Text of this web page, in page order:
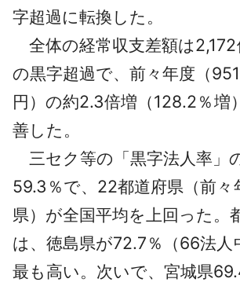
字超過に転換した。
全体の経常収支差額は2,172
の黒字超過で、前々年度（
円）の約2.3倍増（128.2％増
善した。
三セク等の「黒字法人率」
59.3％で、22都道府県（前々
県）が全国平均を上回った。
は、徳島県が72.7％（66法
最も高い。次いで、宮城県